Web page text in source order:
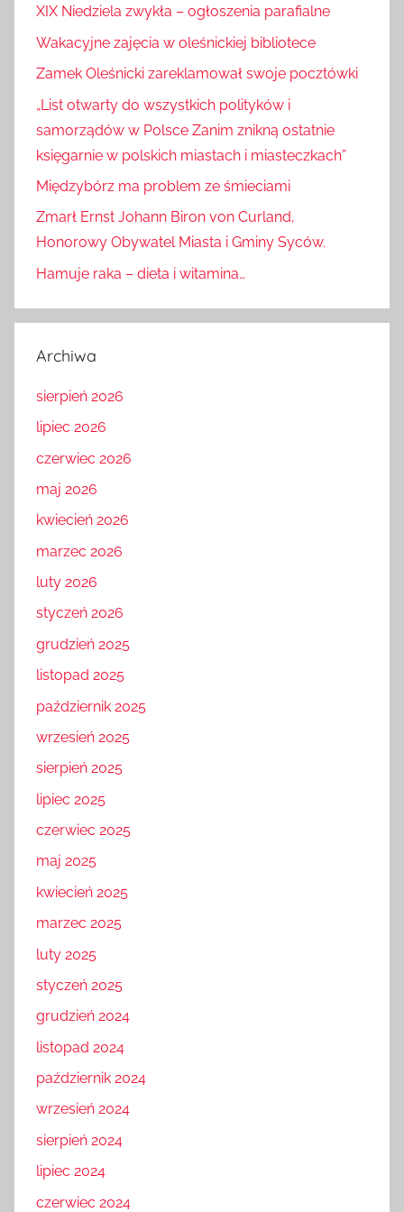
XIX Niedziela zwykła – ogłoszenia parafialne
Wakacyjne zajęcia w oleśnickiej bibliotece
Zamek Oleśnicki zareklamował swoje pocztówki
„List otwarty do wszystkich polityków i
samorządów w Polsce Zanim znikną ostatnie
księgarnie w polskich miastach i miasteczkach”
Międzybórz ma problem ze śmieciami
Zmarł Ernst Johann Biron von Curland,
Honorowy Obywatel Miasta i Gminy Syców.
Hamuje raka – dieta i witamina…
Archiwa
sierpień 2026
lipiec 2026
czerwiec 2026
maj 2026
kwiecień 2026
marzec 2026
luty 2026
styczeń 2026
grudzień 2025
listopad 2025
październik 2025
wrzesień 2025
sierpień 2025
lipiec 2025
czerwiec 2025
maj 2025
kwiecień 2025
marzec 2025
luty 2025
styczeń 2025
grudzień 2024
listopad 2024
październik 2024
wrzesień 2024
sierpień 2024
lipiec 2024
czerwiec 2024